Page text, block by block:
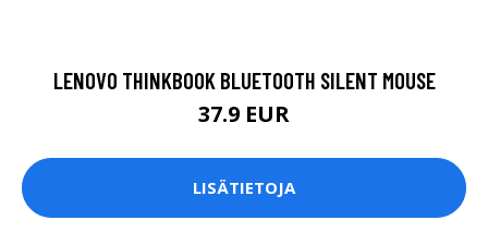
LENOVO THINKBOOK BLUETOOTH SILENT MOUSE
37.9 EUR
LISÄTIETOJA